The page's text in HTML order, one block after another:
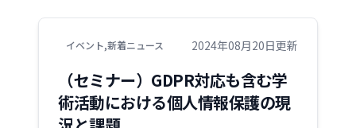
イベント,新着ニュース 2024年08月20日更新
（セミナー）GDPR対応も含む学
術活動における個人情報保護の現